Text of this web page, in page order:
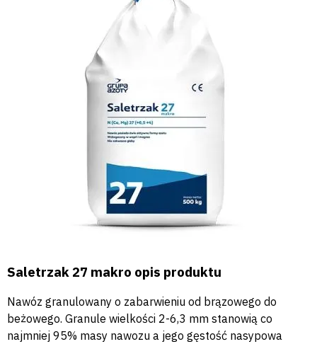
Saletrzak 27 makro opis produktu
Nawóz granulowany o zabarwieniu od brązowego do
beżowego. Granule wielkości 2-6,3 mm stanowią co
najmniej 95% masy nawozu a jego gęstość nasypowa